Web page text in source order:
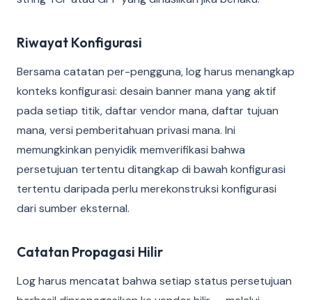
Riwayat Konfigurasi
Bersama catatan per-pengguna, log harus menangkap
konteks konfigurasi: desain banner mana yang aktif
pada setiap titik, daftar vendor mana, daftar tujuan
mana, versi pemberitahuan privasi mana. Ini
memungkinkan penyidik memverifikasi bahwa
persetujuan tertentu ditangkap di bawah konfigurasi
tertentu daripada perlu merekonstruksi konfigurasi
dari sumber eksternal.
Catatan Propagasi Hilir
Log harus mencatat bahwa setiap status persetujuan